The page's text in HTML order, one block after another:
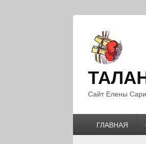
Сайт Елены
ГЛАВНАЯ